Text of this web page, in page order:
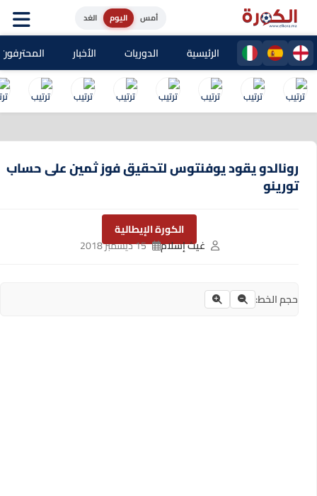
اليوم الغد
الرئيسية الدوريات الأخبار المحترفون
رونالدو يقود يوفنتوس لتحقيق فوز ثمين على حساب
تورينو
الكورة الإيطالية
غيث إسلام
15 ديسمبر 2018
حجم الخط: